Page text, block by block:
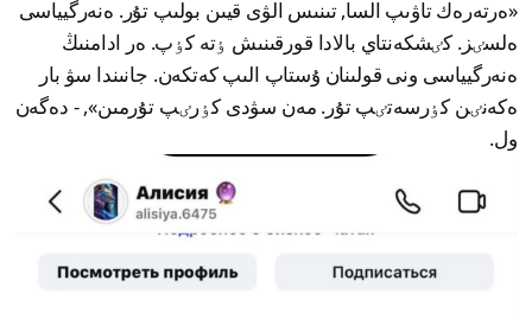
«ەرتەرەك تاۋىپ السا, تىنىس الۋى قيىن بولىپ تۇر. ەنەرگيياسى
ەلسٸز. كٸشكەنتاي بالادا قورقىنىش ٶتە كٶپ. ەر ادامنىڭ
ەنەرگيياسى ونى قولىنان ۇستاپ الىپ كەتكەن. جانىندا سۋ بار
ەكەنٸن كٶرسەتٸپ تۇر. مەن سۋدى كٶرٸپ تۇرمىن», - دەگەن
ول.